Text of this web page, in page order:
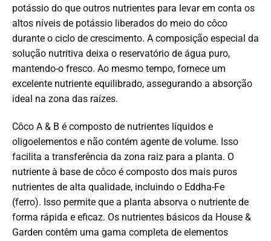
potássio do que outros nutrientes para levar em conta os
altos níveis de potássio liberados do meio do côco
durante o ciclo de crescimento. A composição especial da
solução nutritiva deixa o reservatório de água puro,
mantendo-o fresco. Ao mesmo tempo, fornece um
excelente nutriente equilibrado, assegurando a absorção
ideal na zona das raízes.
Côco A & B é composto de nutrientes líquidos e
oligoelementos e não contém agente de volume. Isso
facilita a transferência da zona raiz para a planta. O
nutriente à base de côco é composto dos mais puros
nutrientes de alta qualidade, incluindo o Eddha-Fe
(ferro). Isso permite que a planta absorva o nutriente de
forma rápida e eficaz. Os nutrientes básicos da House &
Garden contêm uma gama completa de elementos